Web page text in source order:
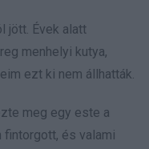
jött. Évek alatt
menhelyi kutya,
ezt ki nem állhatták.
meg egy este a
fintorgott, és valami